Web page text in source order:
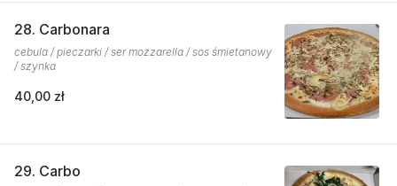
28. Carbonara
cebula / pieczarki / ser mozzarella / sos śmietanowy
/ szynka
40,00 zł
29. Carbo